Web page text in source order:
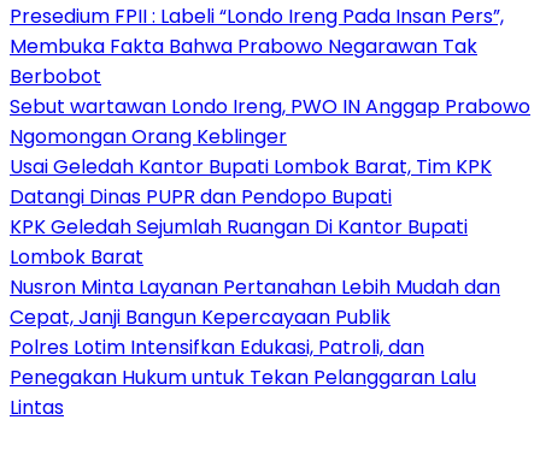
Presedium FPII : Labeli “Londo Ireng Pada Insan Pers”,
Membuka Fakta Bahwa Prabowo Negarawan Tak
Berbobot
Sebut wartawan Londo Ireng, PWO IN Anggap Prabowo
Ngomongan Orang Keblinger
Usai Geledah Kantor Bupati Lombok Barat, Tim KPK
Datangi Dinas PUPR dan Pendopo Bupati
KPK Geledah Sejumlah Ruangan Di Kantor Bupati
Lombok Barat
Nusron Minta Layanan Pertanahan Lebih Mudah dan
Cepat, Janji Bangun Kepercayaan Publik
Polres Lotim Intensifkan Edukasi, Patroli, dan
Penegakan Hukum untuk Tekan Pelanggaran Lalu
Lintas